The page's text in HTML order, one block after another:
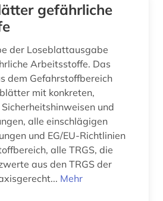
gefährliche
der Loseblattausgabe
Arbeitsstoffe. Das
dem Gefahrstoffbereich
mit konkreten,
und
alle einschlägigen
und EG/EU-Richtlinien
alle TRGS, die
aus den TRGS der
Mehr